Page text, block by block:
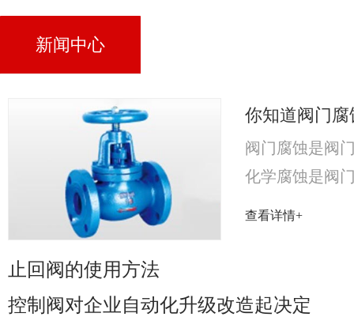
新闻中心
你知道阀门
阀门腐蚀是阀
化学腐蚀是阀
率取决于阀门
查看详情+
止回阀的使用方法
控制阀对企业自动化升级改造起决定